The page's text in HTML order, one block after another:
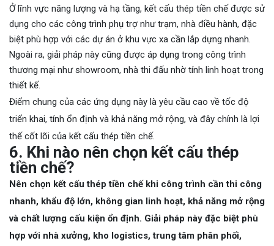
Ở lĩnh vực năng lượng và hạ tầng, kết cấu thép tiền chế được sử
dụng cho các công trình phụ trợ như trạm, nhà điều hành, đặc
biệt phù hợp với các dự án ở khu vực xa cần lắp dựng nhanh.
Ngoài ra, giải pháp này cũng được áp dụng trong công trình
thương mại như showroom, nhà thi đấu nhờ tính linh hoạt trong
thiết kế.
Điểm chung của các ứng dụng này là yêu cầu cao về tốc độ
triển khai, tính ổn định và khả năng mở rộng, và đây chính là lợi
thế cốt lõi của kết cấu thép tiền chế.
6. Khi nào nên chọn kết cấu thép
tiền chế?
Nên chọn kết cấu thép tiền chế khi công trình cần thi công
nhanh, khẩu độ lớn, không gian linh hoạt, khả năng mở rộng
và chất lượng cấu kiện ổn định. Giải pháp này đặc biệt phù
hợp với nhà xưởng, kho logistics, trung tâm phân phối,